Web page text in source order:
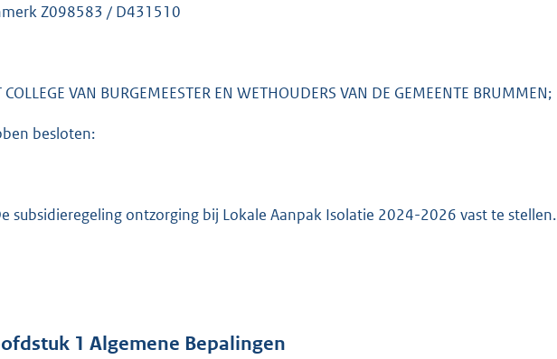
t
2
Z098583 / D431510
COLLEGE VAN BURGEMEESTER EN WETHOUDERS VAN DE GEMEENTE BRUMMEN;
besloten:
subsidieregeling ontzorging bij Lokale Aanpak Isolatie 2024-2026 vast te stellen.
1 Algemene Bepalingen